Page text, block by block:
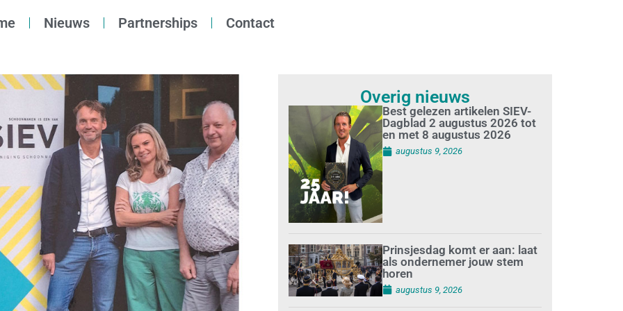
Nieuws Partnerships Contact
Overig nieuws
Best gelezen artikelen SIEV-
Dagblad 2 augustus 2026 tot
en met 8 augustus 2026
augustus 9, 2026
Prinsjesdag komt er aan: laat
als ondernemer jouw stem
horen
augustus 9, 2026